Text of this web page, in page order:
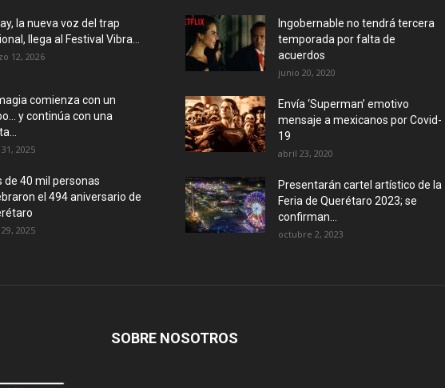
la nueva voz del trap
llega al Festival Vibra...
12, 2026
comienza con un
y continúa con una
2025
de 40 mil personas
el 494 aniversario de
2025
Ingobernable no tendrá tercera
temporada por falta de
acuerdos
junio 20, 2020
Envía ‘Superman’ emotivo
mensaje a mexicanos por Covid-
19
abril 23, 2020
Presentarán cartel artístico de la
Feria de Querétaro 2023; se
confirman...
octubre 2, 2023
SOBRE NOSOTROS